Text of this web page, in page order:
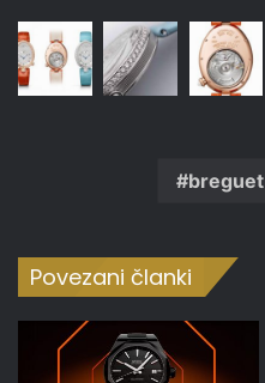
breguet
Povezani članki